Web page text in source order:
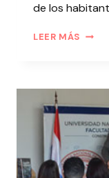
de los
LEER MÁS